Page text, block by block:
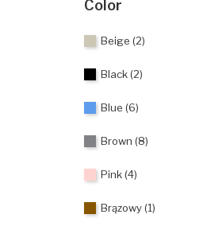
Color
Beige (2)
Black(2)
Blue (6)
Brown (8)
Pink(4)
Brązowy(1)